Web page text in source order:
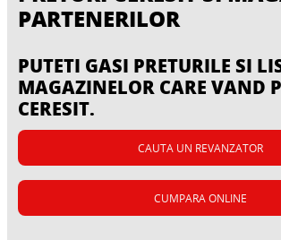
PARTENERILOR
PUTETI GASI PRETURILE SI
MAGAZINELOR CARE VAND
CERESIT.
CAUTA UN REVANZATOR
CUMPARA ONLINE